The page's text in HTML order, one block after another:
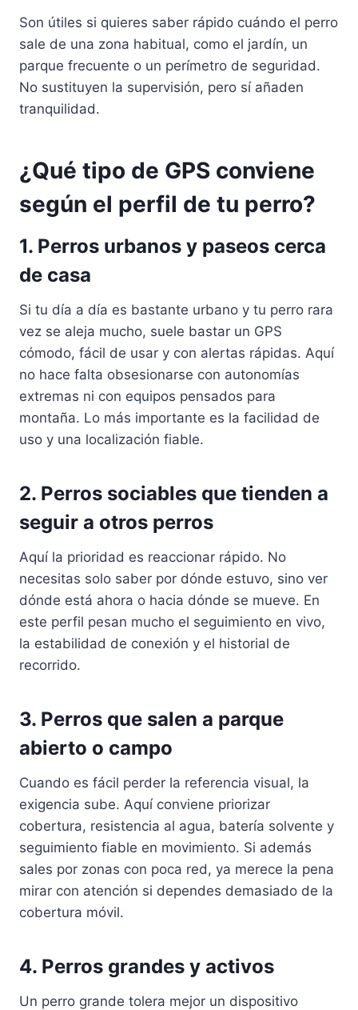
Son útiles si quieres saber rápido cuándo el perro
sale de una zona habitual, como el jardín, un
parque frecuente o un perímetro de seguridad.
No sustituyen la supervisión, pero sí añaden
tranquilidad.
¿Qué tipo de GPS conviene
según el perfil de tu perro?
1. Perros urbanos y paseos cerca
de casa
Si tu día a día es bastante urbano y tu perro rara
vez se aleja mucho, suele bastar un GPS
cómodo, fácil de usar y con alertas rápidas. Aquí
no hace falta obsesionarse con autonomías
extremas ni con equipos pensados para
montaña. Lo más importante es la facilidad de
uso y una localización fiable.
2. Perros sociables que tienden a
seguir a otros perros
Aquí la prioridad es reaccionar rápido. No
necesitas solo saber por dónde estuvo, sino ver
dónde está ahora o hacia dónde se mueve. En
este perfil pesan mucho el seguimiento en vivo,
la estabilidad de conexión y el historial de
recorrido.
3. Perros que salen a parque
abierto o campo
Cuando es fácil perder la referencia visual, la
exigencia sube. Aquí conviene priorizar
cobertura, resistencia al agua, batería solvente y
seguimiento fiable en movimiento. Si además
sales por zonas con poca red, ya merece la pena
mirar con atención si dependes demasiado de la
cobertura móvil.
4. Perros grandes y activos
Un perro grande tolera mejor un dispositivo